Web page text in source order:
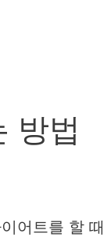
방법
어트를 할 때